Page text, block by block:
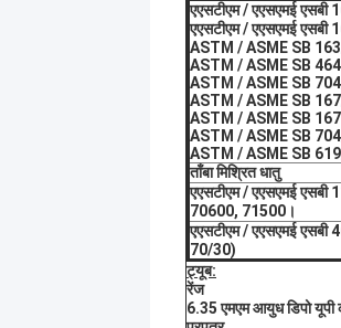
एएसटीएम / एएसएमई
एएसटीएम / एएसएमई
ASTM / ASME SB
ASTM / ASME SB
ASTM / ASME SB
ASTM / ASME SB
ASTM / ASME SB
ASTM / ASME SB
ASTM / ASME SB
ताँबा मिश्रित धातु
एएसटीएम / एएसएमई एसबी
70600, 71500।
एएसटीएम / एएसएमई एसबी
70/30)
ट्यूब:
रेंज
6.35 एमएम आयुध डिपो